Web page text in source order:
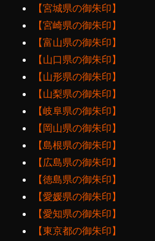
【宮城県の御朱印】
【宮崎県の御朱印】
【富山県の御朱印】
【山口県の御朱印】
【山形県の御朱印】
【山梨県の御朱印】
【岐阜県の御朱印】
【岡山県の御朱印】
【島根県の御朱印】
【広島県の御朱印】
【徳島県の御朱印】
【愛媛県の御朱印】
【愛知県の御朱印】
【東京都の御朱印】